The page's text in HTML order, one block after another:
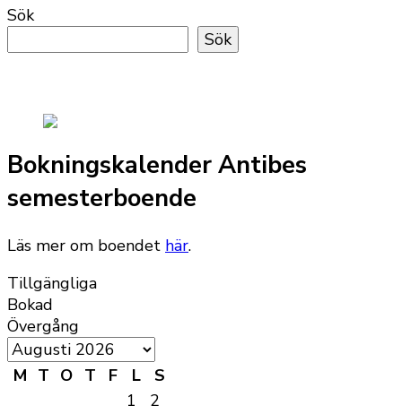
Sök
Sök
Bokningskalender Antibes
semesterboende
Läs mer om boendet här.
Tillgängliga
Bokad
Övergång
M T O T F L
S
1
2